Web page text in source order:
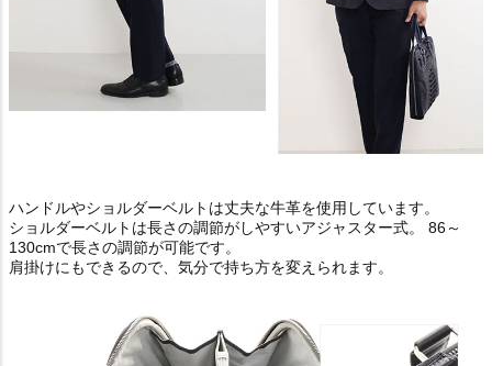
ハンドルやショルダーベルトは丈夫な牛革を使用しています。
ショルダーベルトは長さの調節がしやすいアジャスター式。 86～
130cmで長さの調節が可能です。
肩掛けにもできるので、気分で持ち方を変えられます。